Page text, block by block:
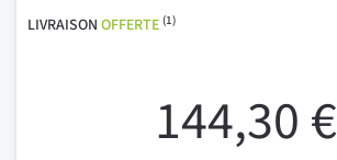
LIVRAISON OFFERTE (1)
144,30 €